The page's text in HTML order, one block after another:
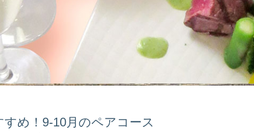
め！9-10月のペアコース